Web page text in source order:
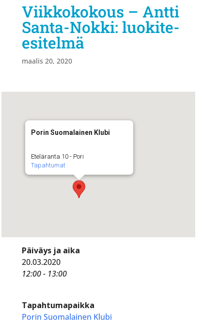
Viikkokokous – Antti
Santa-Nokki: luokite-
esitelmä
maalis 20, 2020
Porin Suomalainen Klubi
Eteläranta 10 - Pori
Tapahtumat
Päiväys ja aika
20.03.2020
12:00 - 13:00
Tapahtumapaikka
Porin Suomalainen Klubi